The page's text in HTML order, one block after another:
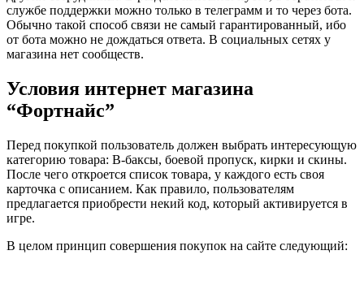
службе поддержки можно только в телеграмм и то через бота.
Обычно такой способ связи не самый гарантированный, ибо
от бота можно не дождаться ответа. В социальных сетях у
магазина нет сообществ.
Условия интернет магазина
“Фортнайс”
Перед покупкой пользователь должен выбрать интересующую
категорию товара: B-баксы, боевой пропуск, кирки и скины.
После чего откроется список товара, у каждого есть своя
карточка с описанием. Как правило, пользователям
предлагается приобрести некий код, который активируется в
игре.
В целом принцип совершения покупок на сайте следующий: